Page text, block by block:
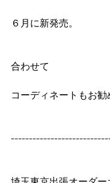
６月に新発売。
合わせて
コーディネートもお勧